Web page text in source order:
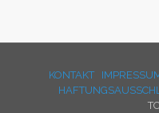
KONTAKT